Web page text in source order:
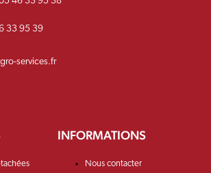
33 95 39
services.fr
INFORMATIONS
Nous contacter